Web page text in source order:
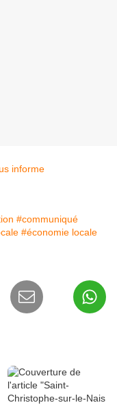
#communiqué
#économie locale